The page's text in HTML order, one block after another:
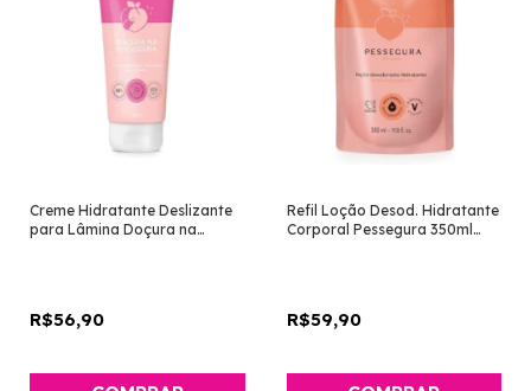
Creme Hidratante Deslizante
para Lâmina Doçura na
R$56,90
Refil Loção Desod. Hidratante
Corporal Pessegura 350ml
R$59,90